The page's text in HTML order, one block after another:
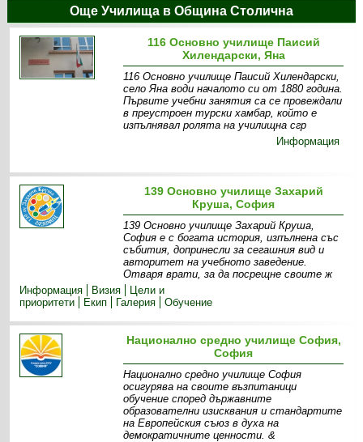
Още Училища в Община Столична
116 Основно училище Паисий
Хилендарски, Яна
116 Основно училище Паисий Хилендарски,
село Яна води началото си от 1880 година.
Първите учебни занятия са се провеждали
в преустроен турски хамбар, който е
изпълнявал ролята на училищна сгр
Информация
139 Основно училище Захарий
Круша, София
139 Основно училище Захарий Круша,
София е с богата история, изпълнена със
събития, допринесли за сегашния вид и
авторитет на учебното заведение.
Отваря врати, за да посрещне своите ж
Информация
Визия
Цели и
приоритети
Екип Галерия Обучение
Национално средно училище София,
София
Национално средно училище София
осигурява на своите възпитаници
обучение според държавните
образователни изисквания и стандартите
на Европейския съюз в духа на
демократичните ценности. &